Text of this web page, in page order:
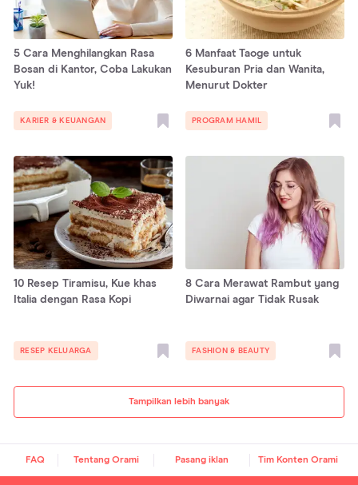
Tampilkan lebih banyak
5 Cara Menghilangkan Rasa
Bosan di Kantor, Coba Lakukan
Yuk!
KARIER & KEUANGAN
6 Manfaat Taoge untuk
Kesuburan Pria dan Wanita,
Menurut Dokter
PROGRAM HAMIL
10 Resep Tiramisu, Kue khas
Italia dengan Rasa Kopi
RESEP KELUARGA
8 Cara Merawat Rambut yang
Diwarnai agar Tidak Rusak
FASHION & BEAUTY
FAQ Tentang Orami Pasang iklan Tim Konten Orami